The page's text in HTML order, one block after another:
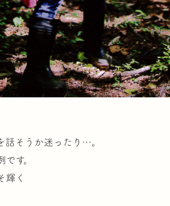
話そうか迷ったり…。
す。
輝く